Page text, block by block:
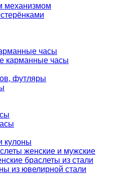
механизмом
часы
карманные часы
футляры
кулоны
женские и мужские
браслеты из стали
из ювелирной стали